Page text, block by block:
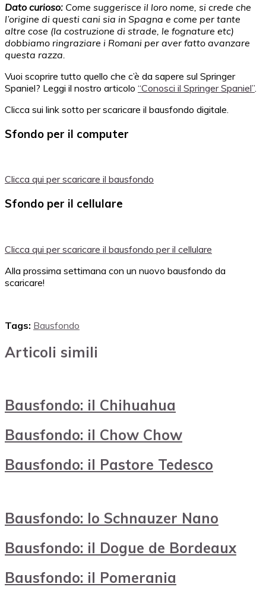
Dato curioso: Come suggerisce il loro nome, si crede che
l’origine di questi cani sia in Spagna e come per tante
altre cose (la costruzione di strade, le fognature etc)
dobbiamo ringraziare i Romani per aver fatto avanzare
questa razza.
Vuoi scoprire tutto quello che c’è da sapere sul Springer
Spaniel? Leggi il nostro articolo “Conosci il Springer Spaniel”
Clicca sui link sotto per scaricare il bausfondo digitale.
Sfondo per il computer
Clicca qui per scaricare il bausfondo
Sfondo per il cellulare
Clicca qui per scaricare il bausfondo per il cellulare
Alla prossima settimana con un nuovo bausfondo da
scaricare!
Tags: Bausfondo
Articoli simili
Bausfondo: il Chihuahua
Bausfondo: il Chow Chow
Bausfondo: il Pastore Tedesco
Bausfondo: lo Schnauzer Nano
Bausfondo: il Dogue de Bordeaux
Bausfondo: il Pomerania